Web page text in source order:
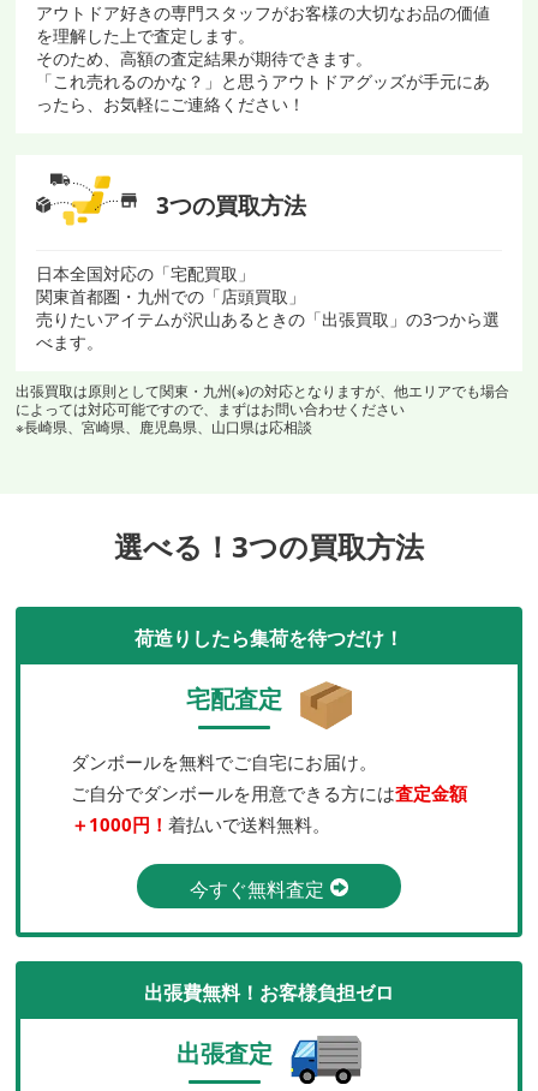
アウトドア好きの専門スタッフがお客様の大切なお品の価値
を理解した上で査定します。
そのため、高額の査定結果が期待できます。
「これ売れるのかな？」と思うアウトドアグッズが手元にあ
ったら、お気軽にご連絡ください！
3つの買取方法
日本全国対応の「宅配買取」
関東首都圏・九州での「店頭買取」
売りたいアイテムが沢山あるときの「出張買取」の3つから選
べます。
出張買取は原則として関東・九州(※)の対応となりますが、他エリアでも場合
によっては対応可能ですので、まずはお問い合わせください
※長崎県、宮崎県、鹿児島県、山口県は応相談
選べる！3つの買取方法
荷造りしたら集荷を待つだけ！
宅配査定
ダンボールを無料でご自宅にお届け。
ご自分でダンボールを用意できる方には査定金額
＋1000円！ 着払いで送料無料。
今すぐ無料査定
出張費無料！お客様負担ゼロ
出張査定